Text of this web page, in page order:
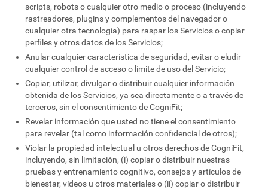
scripts, robots o cualquier otro medio o proceso (incluyendo
rastreadores, plugins y complementos del navegador o
cualquier otra tecnología) para raspar los Servicios o copiar
perfiles y otros datos de los Servicios;
Anular cualquier característica de seguridad, evitar o eludir
cualquier control de acceso o límite de uso del Servicio;
Copiar, utilizar, divulgar o distribuir cualquier información
obtenida de los Servicios, ya sea directamente o a través de
terceros, sin el consentimiento de CogniFit;
Revelar información que usted no tiene el consentimiento
para revelar (tal como información confidencial de otros);
Violar la propiedad intelectual u otros derechos de CogniFit,
incluyendo, sin limitación, (i) copiar o distribuir nuestras
pruebas y entrenamiento cognitivo, consejos y artículos de
bienestar, vídeos u otros materiales o (ii) copiar o distribuir